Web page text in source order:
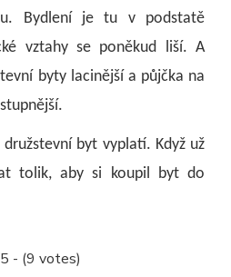
Bydlení je tu v podstatě
vztahy se poněkud liší. A
byty lacinější a půjčka na
byt vyplatí. Když už
tolik, aby si koupil byt do
- (9 votes)